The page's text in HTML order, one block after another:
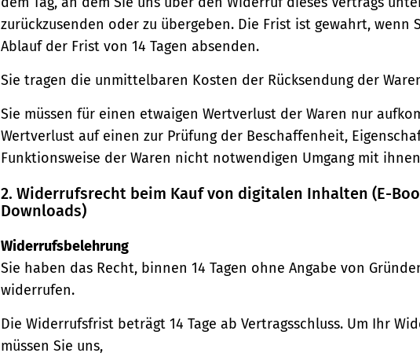
zurückzusenden oder zu übergeben. Die Frist ist gewahrt, wenn
Ablauf der Frist von 14 Tagen absenden.
Sie tragen die unmittelbaren Kosten der Rücksendung der
Sie müssen für einen etwaigen Wertverlust der Waren nur
Wertverlust auf einen zur Prüfung der Beschaffenheit,
Funktionsweise der Waren nicht notwendigen Umgang mit
2. Widerrufsrecht beim Kauf von digitalen Inhalten (E-
Downloads)
Widerrufsbelehrung
Sie haben das Recht, binnen 14 Tagen ohne Angabe von
widerrufen.
Die Widerrufsfrist beträgt 14 Tage ab Vertragsschluss. Um Ihr
müssen Sie uns,